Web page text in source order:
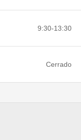
9:30-13:30
Cerrado